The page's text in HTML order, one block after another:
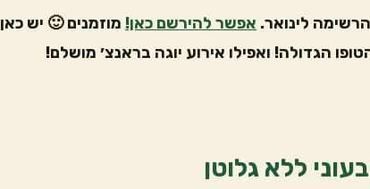
לינואר. אפשר להירשם כאן! מוזמנים 🙂 יש כאן
הגדולה! ואפילו אירוע יוגה בראנצ׳ מושלם!
ללא גלוטן